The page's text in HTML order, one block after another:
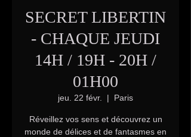
SECRET LIBERTIN
- CHAQUE JEUDI
14H / 19H - 20H /
01H00
jeu. 22 févr.
  |
Paris
Réveillez vos sens et découvrez un
monde de délices et de fantasmes en